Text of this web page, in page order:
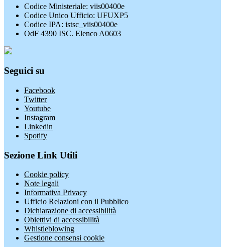
Codice Ministeriale: viis00400e
Codice Unico Ufficio: UFUXP5
Codice IPA: istsc_viis00400e
OdF 4390 ISC. Elenco A0603
Seguici su
Facebook
Twitter
Youtube
Instagram
Linkedin
Spotify
Sezione Link Utili
Cookie policy
Note legali
Informativa Privacy
Ufficio Relazioni con il Pubblico
Dichiarazione di accessibilità
Obiettivi di accessibilità
Whistleblowing
Gestione consensi cookie